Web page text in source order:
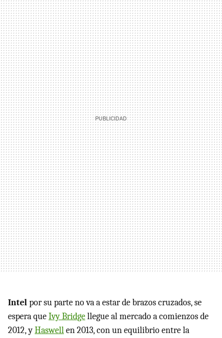
Intelpor su parte no va a estar de brazos cruzados, se
espera queIvy Bridgellegue al mercado a comienzos de
2012, yHaswellen 2013, con un equilibrio entre la